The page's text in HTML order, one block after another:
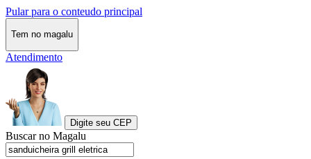
Pular para o conteudo principal
Tem no magalu
Atendimento
Digite seu CEP
Buscar no Magalu